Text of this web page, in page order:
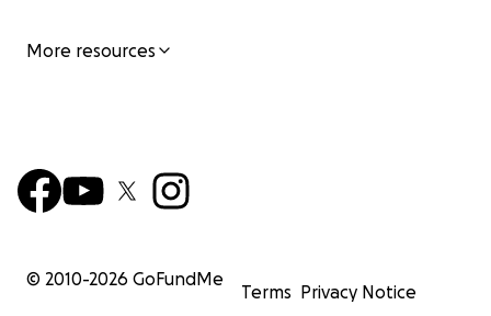
More resources
© 2010-2026 GoFundMe
Terms Privacy Notice